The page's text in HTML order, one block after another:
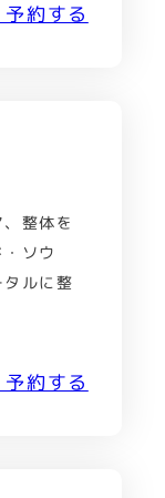
約する
整体を
ソウ
ルに整
約する